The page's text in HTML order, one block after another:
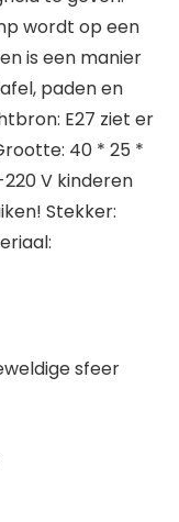
wordt op een
is een manier
paden en
E27 ziet er
40 * 25 *
220 V kinderen
Stekker:
sfeer